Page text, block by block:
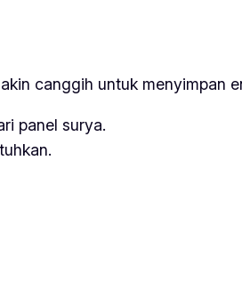
canggih untuk menyimpan
panel surya.